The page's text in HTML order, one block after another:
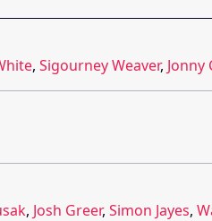
, Sigourney Weaver, Jonny
, Josh Greer, Simon Jayes,